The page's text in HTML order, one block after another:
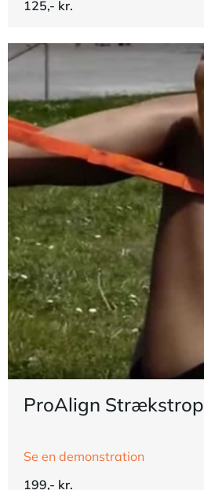
125,- kr.
ProAlign Strækstrop
Se en demonstration
199,- kr.